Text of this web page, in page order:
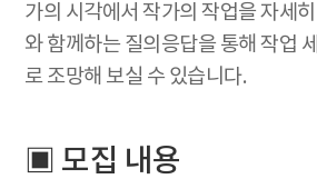
가의 시각에서 작가의 작업을 자세
와 함께하는 질의응답을 통해 작업
로 조망해 보실 수 있습니다.
▣ 모집 내용